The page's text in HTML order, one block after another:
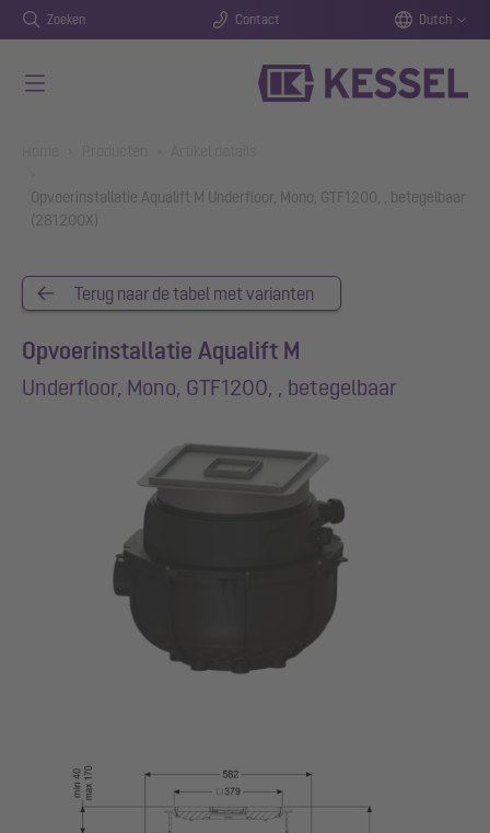
Zoeken Contact Dutch
Opvoerinstallatie Aqualift M Underfloor, Mono, GTF1200, , betegelbaar
(281200X)
Terug naar de tabel met varianten
Opvoerinstallatie Aqualift M
Underfloor, Mono, GTF1200, , betegelbaar